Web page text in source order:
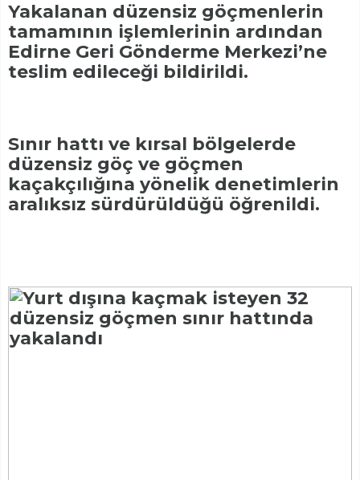
Yakalanan düzensiz göçmenlerin
tamamının işlemlerinin ardından
Edirne Geri Gönderme Merkezi’ne
teslim edileceği bildirildi.
Sınır hattı ve kırsal bölgelerde
düzensiz göç ve göçmen
kaçakçılığına yönelik denetimlerin
aralıksız sürdürüldüğü öğrenildi.